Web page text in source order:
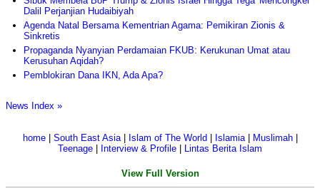
Dalil Perjanjian Hudaibiyah
Agenda Natal Bersama Kementrian Agama: Pemikiran Zionis &
Sinkretis
Propaganda Nyanyian Perdamaian FKUB: Kerukunan Umat atau
Kerusuhan Aqidah?
Pemblokiran Dana IKN, Ada Apa?
News Index »
home| South East Asia| Islam of The World Islamia| Muslimah|
Teenage
Interview & Profile Lintas Berita Islam
View Full Version